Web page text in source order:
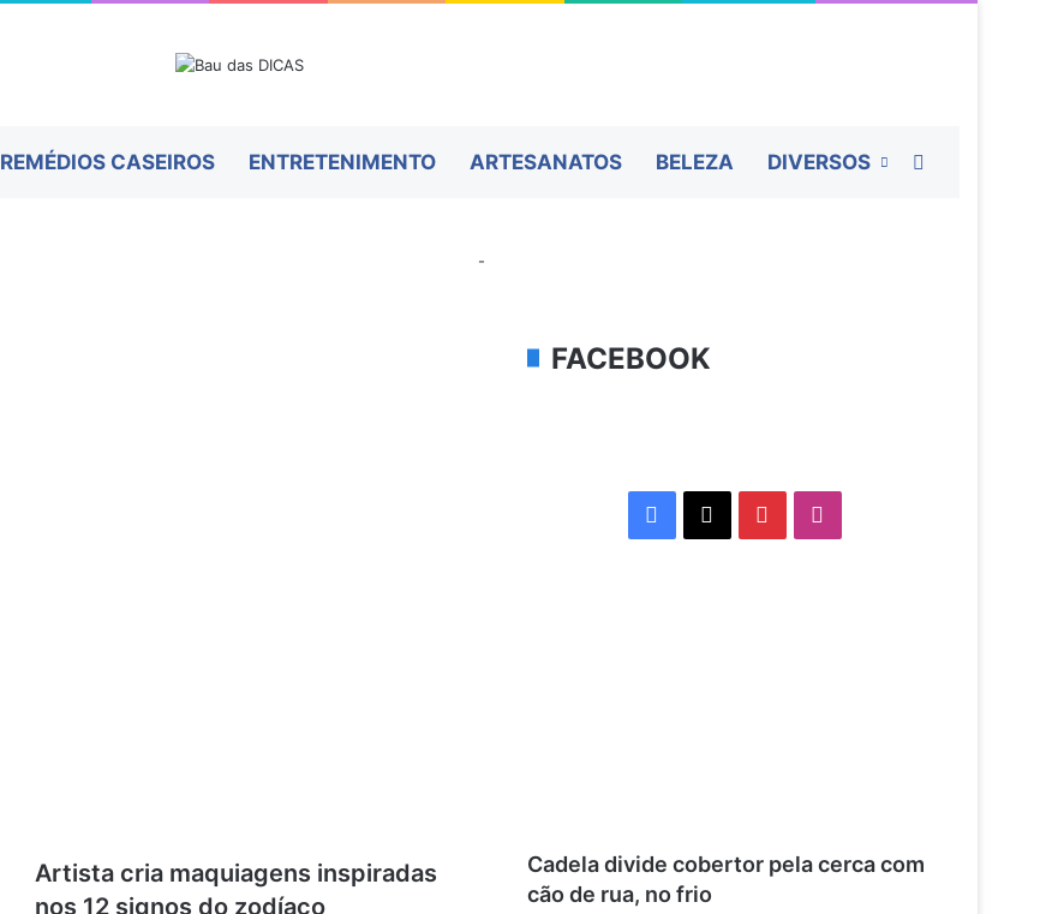
REMÉDIOS CASEIROS ENTRETENIMENTO ARTESANATOS BELEZA DIVERSOS
-
Artista cria maquiagens inspiradas
nos 12 signos do zodíaco
FACEBOOK
Facebook Pinterest
Cadela divide cobertor pela cerca com
cão de rua, no frio